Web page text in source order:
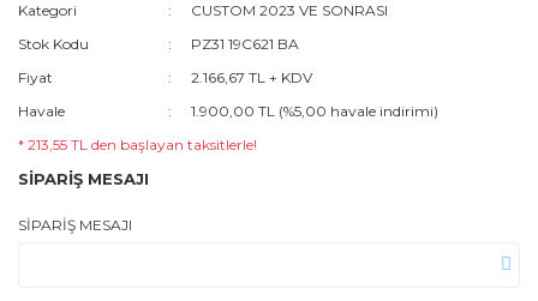
Kategori
CUSTOM 2023 VE SONRASI
Stok Kodu
PZ31 19C621 BA
Fiyat
2.166,67 TL + KDV
Havale
1.900,00 TL (%5,00 havale indirimi)
* 213,55 TL den başlayan taksitlerle!
SİPARİŞ MESAJI
SİPARİŞ MESAJI